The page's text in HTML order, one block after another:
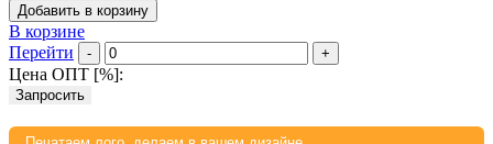
Добавить в корзину
В корзине
Перейти
- +
Цена ОПТ [%]:
Запросить